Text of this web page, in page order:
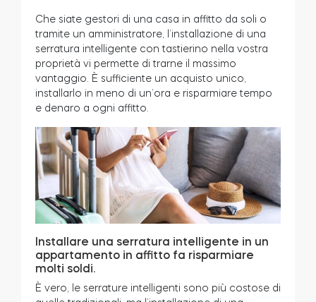
Tedee Biometric Module
Modulo relè intelligente BleBox
Tedee Dry Contact
Tedee GO2
Acquista ora
Che siate gestori di una casa in affitto da soli o
tramite un amministratore, l’installazione di una
serratura intelligente con tastierino nella vostra
proprietà vi permette di trarne il massimo
vantaggio. È sufficiente un acquisto unico,
installarlo in meno di un’ora e risparmiare tempo
e denaro a ogni affitto.
Installare una serratura intelligente in un
appartamento in affitto fa risparmiare
molti soldi.
È vero, le serrature intelligenti sono più costose di